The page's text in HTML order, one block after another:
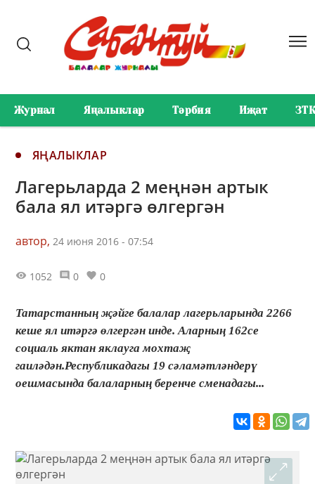
Журнал Яңалыклар Тәрбия Иҗат ЗТК
ЯҢАЛЫКЛАР
Лагерьларда 2 меңнән артык
бала ял итәргә өлгергән
автор, 24 июня 2016 - 07:54
1052 0 0
Татарстанның җәйге балалар лагерьларында 2266
кеше ял итәргә өлгергән инде. Аларның 162се
социаль яктан яклауга мохтаҗ
гаиләдән.Республикадагы 19 сәламәтләндерү
оешмасында балаларның беренче сменадагы...